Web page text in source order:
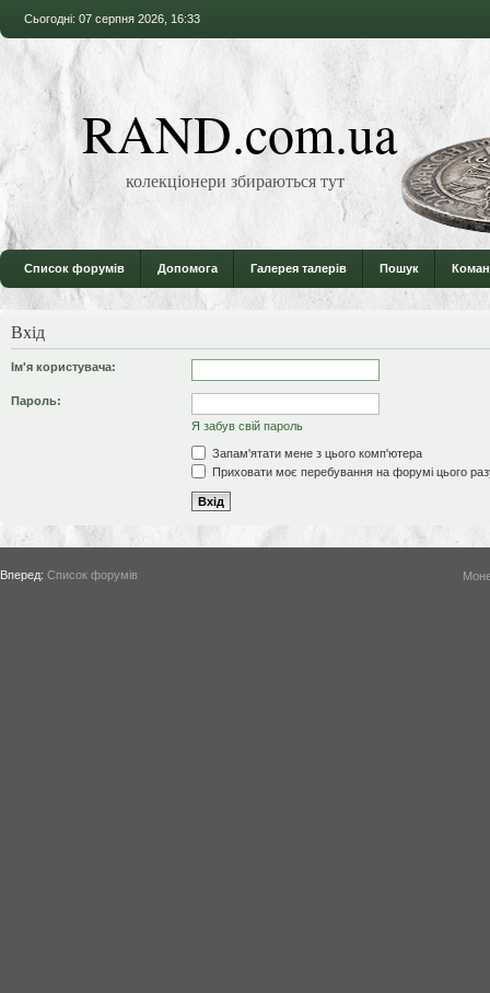
Сьогодні: 07 серпня 2026, 16:33
RAND.com.ua
колекціонери збираються тут
Список форумів Допомога Галерея талерів Пошук
Вхід
Ім'я користувача:
Пароль:
Я забув свій пароль
Запам'ятати мене з цього комп'ютера
Приховати моє перебування на форумі цього
Вперед: Список форумів